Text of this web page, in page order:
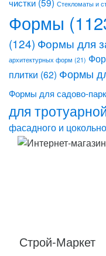
Стекломаты и
Формы
(124) Формы для
архитектурных форм (21)
плитки (62) Формы
Формы для садово-
для
фасадного и
Строй-Маркет